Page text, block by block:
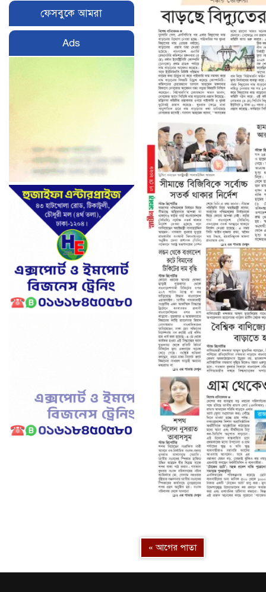
ফেসবুকে আমরা
Ads
« আগের পাতা